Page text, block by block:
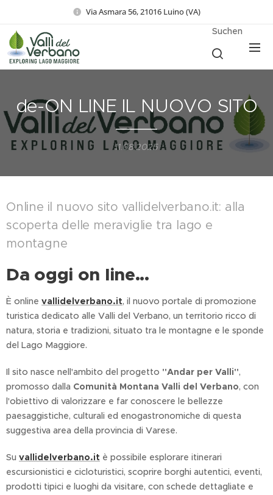
Via Asmara 56, 21016 Luino (VA)
Suchen
de-ON LINE IL NUOVO SITO
11.08.2025
Online il nuovo sito vallidelverbano.it: alla
scoperta delle meraviglie tra lago e
montagne
Da oggi on line...
È online vallidelverbano.it, il nuovo portale di promozione
turistica dedicato alle Valli del Verbano, un territorio ricco di
natura, storia e tradizioni, situato tra le montagne e le sponde
del Lago Maggiore.
Il sito nasce nell'ambito del progetto "Andar per Valli",
promosso dalla Comunità Montana Valli del Verbano, con
l'obiettivo di valorizzare e far conoscere le bellezze
paesaggistiche, culturali ed enogastronomiche di questa
suggestiva area della provincia di Varese.
Su vallidelverbano.it è possibile esplorare itinerari
escursionistici e cicloturistici, scoprire borghi autentici, eventi,
prodotti tipici e luoghi da visitare, con schede dettagliate e